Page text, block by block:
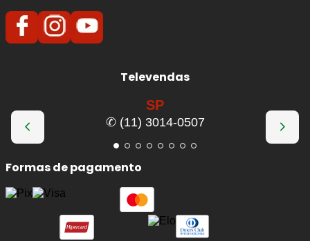
Televendas
SP
✆ (11) 3014-0507
Formas de pagamento